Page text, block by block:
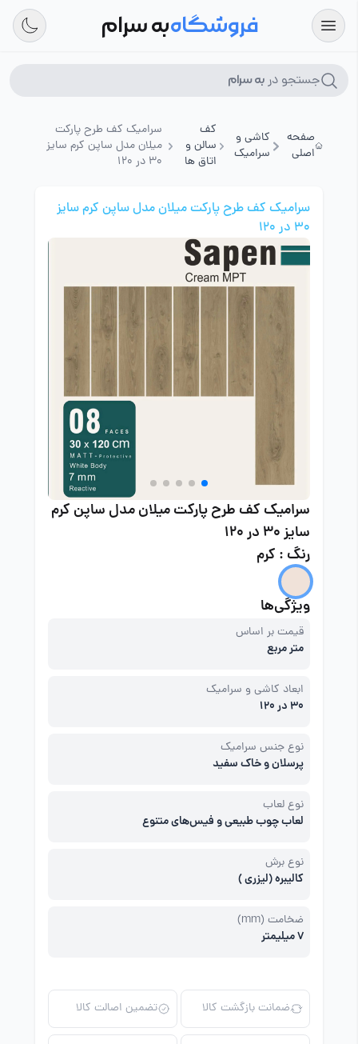
فروشگاهبه سرام
جستجو در به سرام
صفحه
اصلی
کاشی و
سرامیک
کف
سالن و
اتاق ها
سرامیک کف طرح پارکت
میلان مدل ساپن کرم سایز
30 در 120
سرامیک کف طرح پارکت میلان مدل ساپن کرم سایز
30 در 120
سرامیک کف طرح پارکت میلان مدل ساپن کرم
سایز 30 در 120
رنگ : کرم
ویژگی‌ها
قیمت بر اساس
متر مربع
ابعاد کاشی و سرامیک
30 در 120
نوع جنس سرامیک
پرسلان و خاک سفید
نوع لعاب
لعاب چوب طبیعی و فیس‌های متنوع
نوع برش
کالیبره (لیزری )
ضخامت (mm)
7 میلیمتر
ضمانت بازگشت کالا تضمین اصالت کالا